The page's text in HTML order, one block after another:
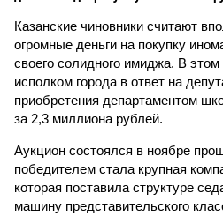
Казанские чиновники считают
огромные деньги на покупку
своего солидного имиджа. В этом
исполком города в ответ на
приобретения департаментом
за 2,3 миллиона рублей.
Аукцион состоялся в ноябре
победителем стала крупная
которая поставила структуре
машину представительского